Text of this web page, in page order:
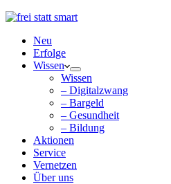
Neu
Erfolge
Wissen
Wissen
– Digitalzwang
– Bargeld
– Gesundheit
– Bildung
Aktionen
Service
Vernetzen
Über uns